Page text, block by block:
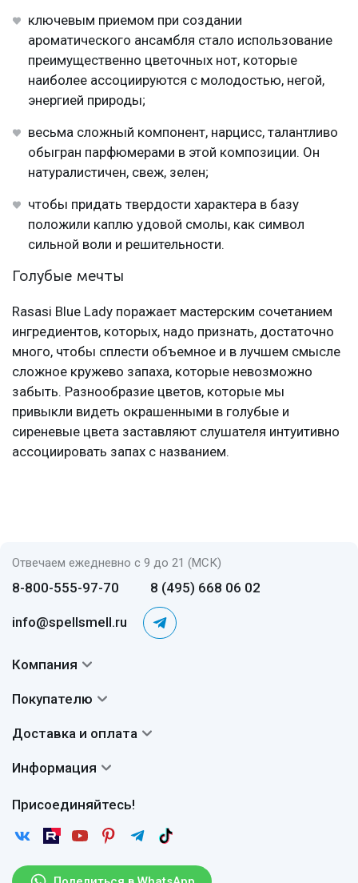
ключевым приемом при создании
ароматического ансамбля стало использование
преимущественно цветочных нот, которые
наиболее ассоциируются с молодостью, негой,
энергией природы;
весьма сложный компонент, нарцисс, талантливо
обыгран парфюмерами в этой композиции. Он
натуралистичен, свеж, зелен;
чтобы придать твердости характера в базу
положили каплю удовой смолы, как символ
сильной воли и решительности.
Голубые мечты
Rasasi Blue Lady поражает мастерским сочетанием
ингредиентов, которых, надо признать, достаточно
много, чтобы сплести объемное и в лучшем смысле
сложное кружево запаха, которые невозможно
забыть. Разнообразие цветов, которые мы
привыкли видеть окрашенными в голубые и
сиреневые цвета заставляют слушателя интуитивно
ассоциировать запах с названием.
Отвечаем ежедневно с 9 до 21 (МСК)
8-800-555-97-70 8 (495) 668 06 02
info@spellsmell.ru
Присоединяйтесь!
Компания
Авторы
Сертификаты
Покупателю
Вопросы и ответы
Отзывы
Рассылка
Доставка и оплата
Доставка
Возврат
Информация
Пользовательское соглашение
Защита персональных данных